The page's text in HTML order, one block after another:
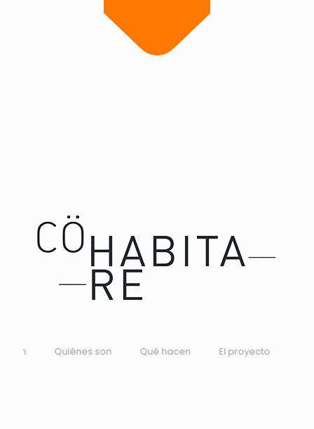
Quiénes son Qué hacen El proyecto Su visión